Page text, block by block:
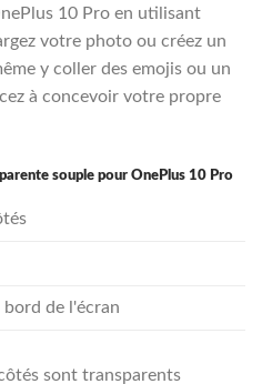
10 Pro en utilisant
votre photo ou créez un
y coller des emojis ou un
à concevoir votre propre
souple pour OnePlus 10 Pro
de l'écran
sont transparents